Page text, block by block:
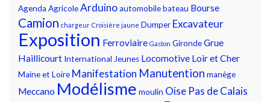
Agenda AgricoleArduinoautomobilebateau Bourse
Camion chargeur Croisière jaune Dumper Excavateur
Exposition Ferroviaire Gaston GirondeGrue
Haillicourt International Jeunes Locomotive Loir et Cher
Maine et Loire Manifestation Manutention manège
Meccano Modélisme moulin Oise Pas de Calais